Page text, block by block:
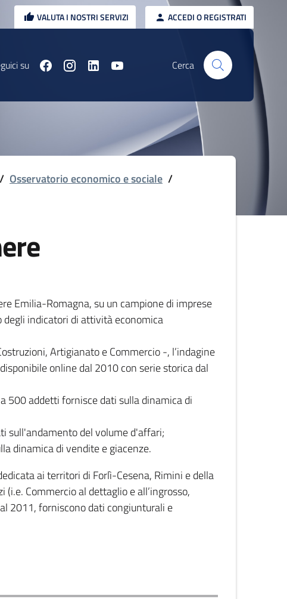
VALUTA I NOSTRI SERVIZI ACCEDI O REGISTRATI
su Cerca
/ Osservatorio economico e sociale /
Emilia-Romagna, su un campione di imprese
indicatori di attività economica
Artigianato e Commercio -, l’indagine
online dal 2010 con serie storica dal
500 addetti fornisce dati sulla dinamica di
sull'andamento del volume d'affari;
dinamica di vendite e giacenze.
ai territori di Forlì-Cesena, Rimini e della
Commercio al dettaglio e all’ingrosso,
2011, forniscono dati congiunturali e